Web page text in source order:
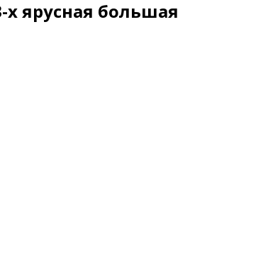
ярусная большая